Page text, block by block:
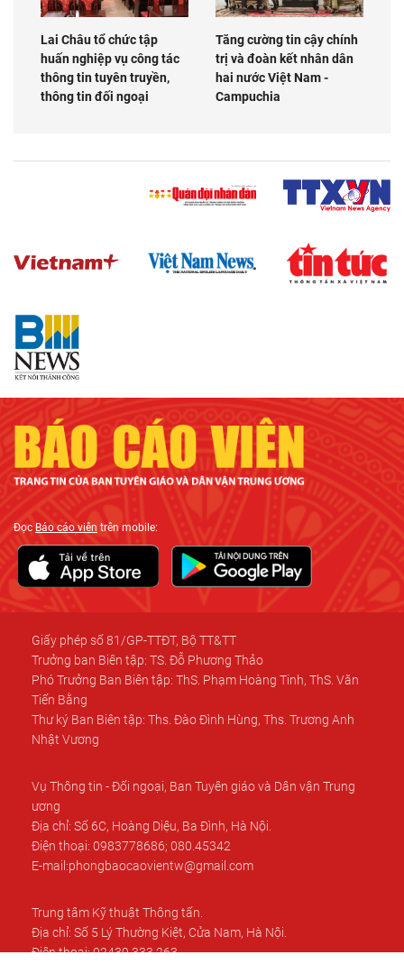
Lai Châu tổ chức tập
huấn nghiệp vụ công tác
thông tin tuyên truyền,
thông tin đối ngoại
Tăng cường tin cậy chính
trị và đoàn kết nhân dân
hai nước Việt Nam -
Campuchia
Đọc Báo cáo viêntrên mobile:
Giấy phép số 81/GP-TTĐT, Bộ TT&TT
Trưởng ban Biên tập: TS. Đỗ Phương Thảo
Phó Trưởng Ban Biên tập: ThS. Phạm Hoàng Tinh, ThS. Văn
Tiến Bằng
Thư ký Ban Biên tập: Ths. Đào Đình Hùng, Ths. Trương Anh
Nhật Vương
Vụ Thông tin - Đối ngoại, Ban Tuyên giáo và Dân vận Trung
ương
Địa chỉ: Số 6C, Hoàng Diệu, Ba Đình, Hà Nội.
Điện thoại: 0983778686; 080.45342
E-mail:phongbaocaovientw@gmail.com
Trung tâm Kỹ thuật Thông tấn.
Địa chỉ: Số 5 Lý Thường Kiệt, Cửa Nam, Hà Nội.